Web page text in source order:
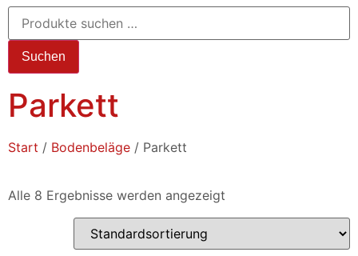
Suchen
Parkett
Start / Bodenbeläge / Parkett
Alle 8 Ergebnisse werden angezeigt